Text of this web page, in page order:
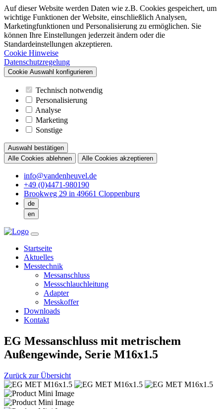
Auf dieser Website werden Daten wie z.B. Cookies gespeichert, um
wichtige Funktionen der Website, einschließlich Analysen,
Marketingfunktionen und Personalisierung zu ermöglichen. Sie
können Ihre Einstellungen jederzeit ändern oder die
Standardeinstellungen akzeptieren.
Cookie Hinweise
Datenschutzregelung
Cookie Auswahl konfigurieren
Technisch notwendig
Personalisierung
Analyse
Marketing
Sonstige
Auswahl bestätigen
Alle Cookies ablehnen
Alle Cookies akzeptieren
info@vandenheuvel.de
+49 (0)4471-980190
Brookweg 29 in 49661 Cloppenburg
de
en
Startseite
Aktuelles
Messtechnik
Messanschluss
Messschlauchleitung
Adapter
Messkoffer
Downloads
Kontakt
EG Messanschluss mit metrischem
Außengewinde, Serie M16x1.5
Zurück zur Übersicht